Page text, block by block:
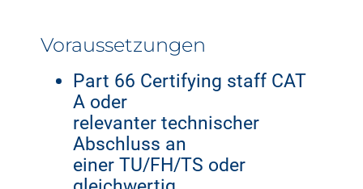
Voraussetzungen
Part 66 Certifying staff CAT
A oder
relevanter technischer
Abschluss an
einer TU/FH/TS oder